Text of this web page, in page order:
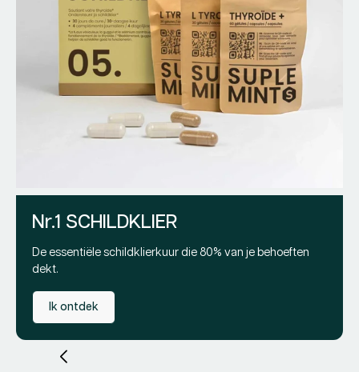
Nr.1 SCHILDKLIER
De essentiële schildklierkuur die 80% van je behoeften
dekt.
Ik ontdek